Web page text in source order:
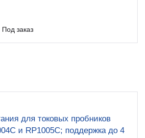
Под заказ